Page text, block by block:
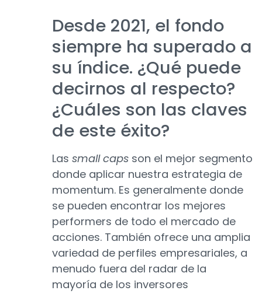
Desde 2021, el fondo
siempre ha superado a
su índice. ¿Qué puede
decirnos al respecto?
¿Cuáles son las claves
de este éxito?
Las small caps son el mejor segmento
donde aplicar nuestra estrategia de
momentum. Es generalmente donde
se pueden encontrar los mejores
performers de todo el mercado de
acciones. También ofrece una amplia
variedad de perfiles empresariales, a
menudo fuera del radar de la
mayoría de los inversores